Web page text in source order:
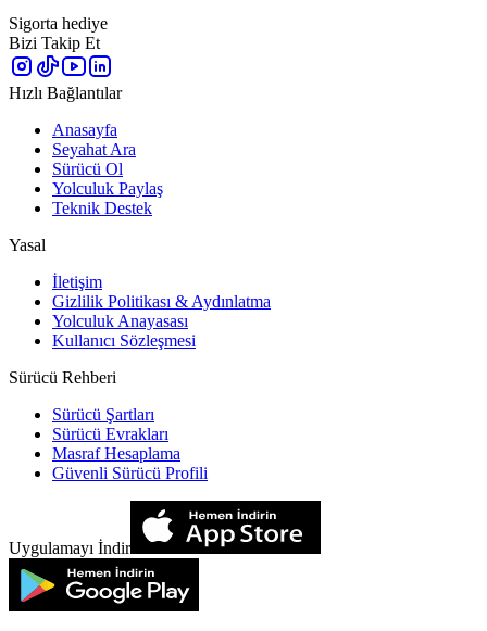
Sigorta hediye
Bizi Takip Et
Hızlı Bağlantılar
Anasayfa
Seyahat Ara
Sürücü Ol
Yolculuk Paylaş
Teknik Destek
Yasal
İletişim
Gizlilik Politikası & Aydınlatma
Yolculuk Anayasası
Kullanıcı Sözleşmesi
Sürücü Rehberi
Sürücü Şartları
Sürücü Evrakları
Masraf Hesaplama
Güvenli Sürücü Profili
Uygulamayı İndir